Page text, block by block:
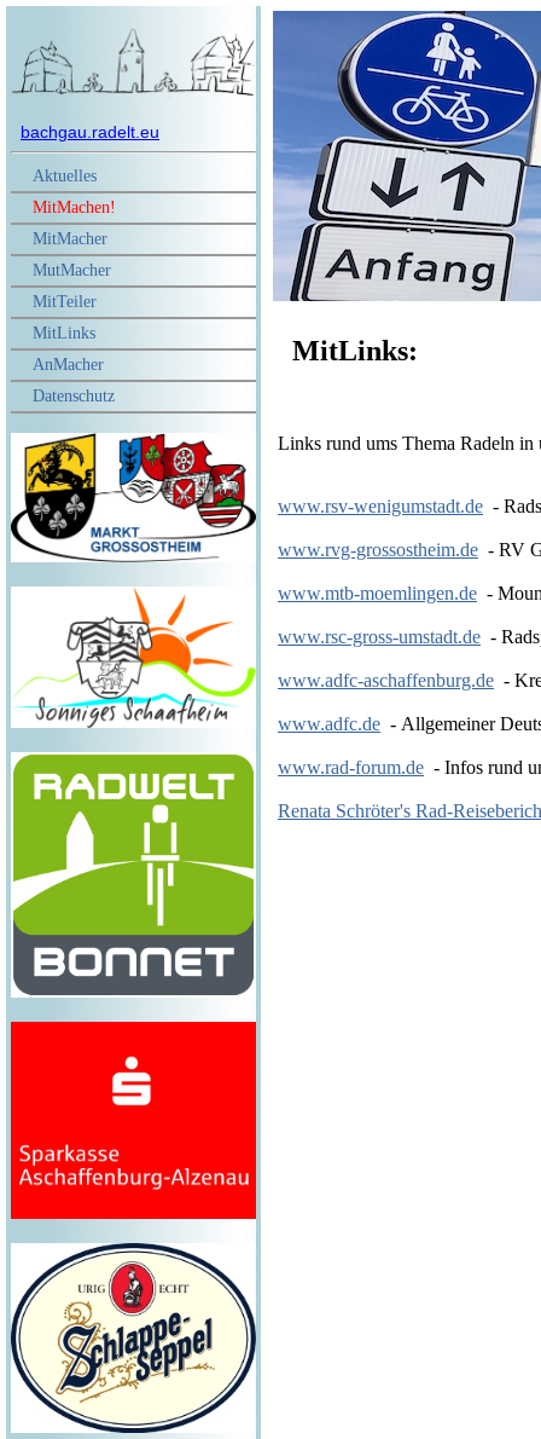
bachgau.radelt.eu
Aktuelles
MitMachen!
MitMacher
MutMacher
MitTeiler
MitLinks
AnMacher
Datenschutz
MitLinks:
Links rund ums Thema Radeln in
www.rsv-wenigumstadt.de -
www.rvg-grossostheim.de - RV
www.mtb-moemlingen.de -
www.rsc-gross-umstadt.de -
www.adfc-aschaffenburg.de -
www.adfc.de - Allgemeiner
www.rad-forum.de - Infos rund
Renata Schröter's Rad-